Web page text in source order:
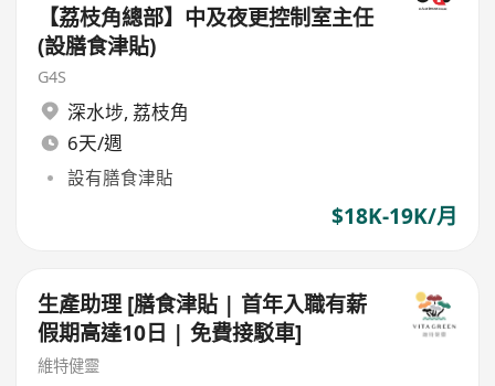
【荔枝角總部】中及夜更控制室主任
(設膳食津貼)
G4S
深水埗, 荔枝角
6天/週
設有膳食津貼
$18K-19K/月
生產助理 [膳食津貼 | 首年入職有薪
假期高達10日 | 免費接駁車]
維特健靈